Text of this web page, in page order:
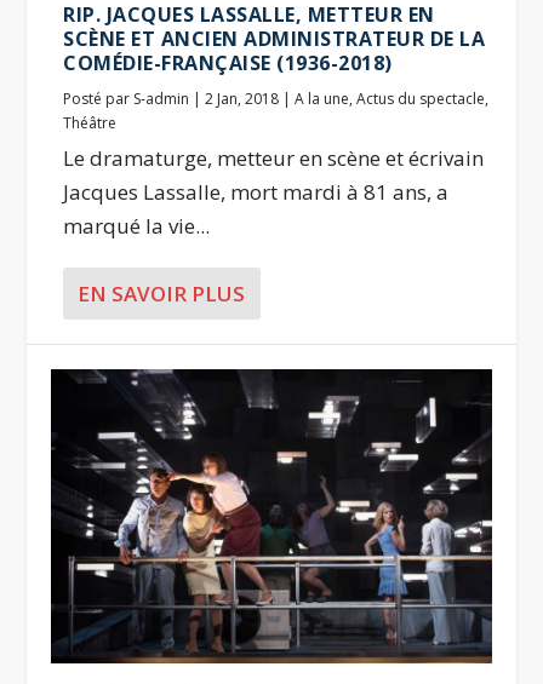
RIP. JACQUES LASSALLE, METTEUR EN
SCÈNE ET ANCIEN ADMINISTRATEUR DE LA
COMÉDIE-FRANÇAISE (1936-2018)
Posté par S-admin |2 Jan, 2018 |A la une,Actus du spectacle,
Théâtre
Le dramaturge, metteur en scène et écrivain
Jacques Lassalle, mort mardi à 81 ans, a
marqué la vie...
EN SAVOIR PLUS